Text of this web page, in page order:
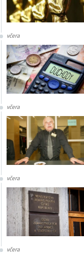
včera
včera
včera
včera